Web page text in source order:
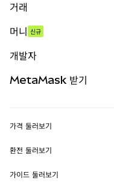
거래
무기한 선물
실물자산
머니 신규
개발자
MetaMask Connect
Snaps
MetaMask 받기
보안
가격 둘러보기
이더리움 가격
솔라나 가격
환전 둘러보기
ETH를 USD로 환전
가이드 둘러보기